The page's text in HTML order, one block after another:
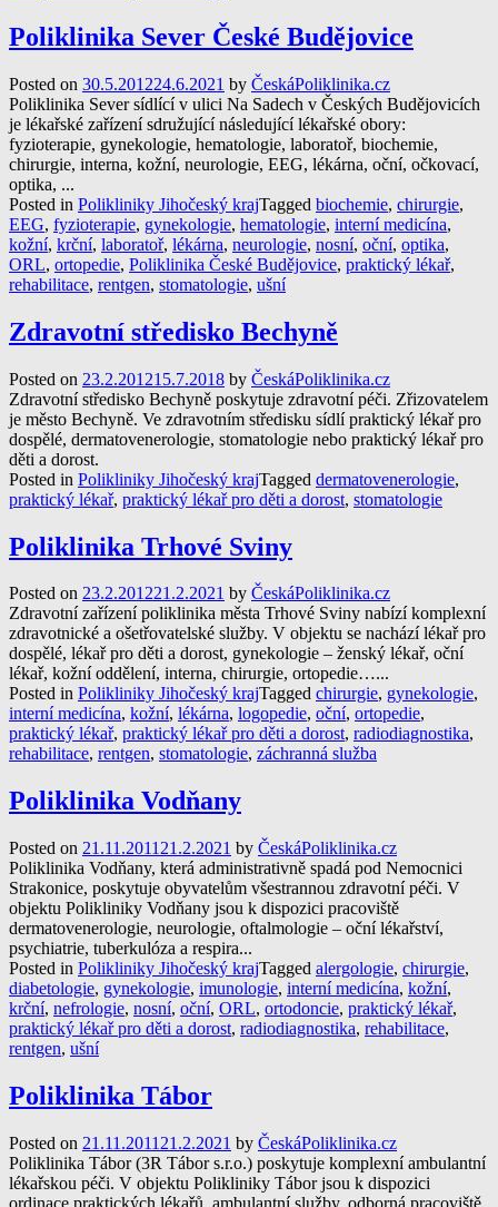
Poliklinika Sever České Budějovice
Posted on 30.5.201224.6.2021 by ČeskáPoliklinika.cz
Poliklinika Sever sídlící v ulici Na Sadech v Českých Budějovicích
je lékařské zařízení sdružující následující lékařské obory:
fyzioterapie, gynekologie, hematologie, laboratoř, biochemie,
chirurgie, interna, kožní, neurologie, EEG, lékárna, oční, očkovací,
optika, ...
Posted in Polikliniky Jihočeský krajTagged biochemie, chirurgie,
EEG, fyzioterapie, gynekologie, hematologie, interní medicína,
kožní, krční, laboratoř, lékárna, neurologie, nosní, oční, optika,
ORL, ortopedie, Poliklinika České Budějovice, praktický lékař,
rehabilitace, rentgen, stomatologie, ušní
Zdravotní středisko Bechyně
Posted on 23.2.201215.7.2018 by ČeskáPoliklinika.cz
Zdravotní středisko Bechyně poskytuje zdravotní péči. Zřizovatelem
je město Bechyně. Ve zdravotním středisku sídlí praktický lékař pro
dospělé, dermatovenerologie, stomatologie nebo praktický lékař pro
děti a dorost.
Posted in Polikliniky Jihočeský krajTagged dermatovenerologie,
praktický lékař, praktický lékař pro děti a dorost, stomatologie
Poliklinika Trhové Sviny
Posted on 23.2.201221.2.2021 by ČeskáPoliklinika.cz
Zdravotní zařízení poliklinika města Trhové Sviny nabízí komplexní
zdravotnické a ošetřovatelské služby. V objektu se nachází lékař pro
dospělé, lékař pro děti a dorost, gynekologie – ženský lékař, oční
lékař, kožní oddělení, interna, chirurgie, ortopedie…...
Posted in Polikliniky Jihočeský krajTagged chirurgie, gynekologie,
interní medicína, kožní, lékárna, logopedie, oční, ortopedie,
praktický lékař, praktický lékař pro děti a dorost, radiodiagnostika,
rehabilitace, rentgen, stomatologie, záchranná služba
Poliklinika Vodňany
Posted on 21.11.2011 21.2.2021 by ČeskáPoliklinika.cz
Poliklinika Vodňany, která administrativně spadá pod Nemocnici
Strakonice, poskytuje obyvatelům všestrannou zdravotní péči. V
objektu Polikliniky Vodňany jsou k dispozici pracoviště
dermatovenerologie, neurologie, oftalmologie – oční lékařství,
psychiatrie, tuberkulóza a respira...
Posted in Polikliniky Jihočeský krajTagged alergologie, chirurgie,
diabetologie, gynekologie, imunologie, interní medicína, kožní,
krční, nefrologie, nosní, oční, ORL, ortodoncie, praktický lékař,
praktický lékař pro děti a dorost, radiodiagnostika, rehabilitace,
rentgen, ušní
Poliklinika Tábor
Posted on 21.11.2011 21.2.2021 by ČeskáPoliklinika.cz
Poliklinika Tábor (3R Tábor s.r.o.) poskytuje komplexní ambulantní
lékařskou péči. V objektu Polikliniky Tábor jsou k dispozici
ordinace praktických lékařů, ambulantní služby, odborná pracoviště,